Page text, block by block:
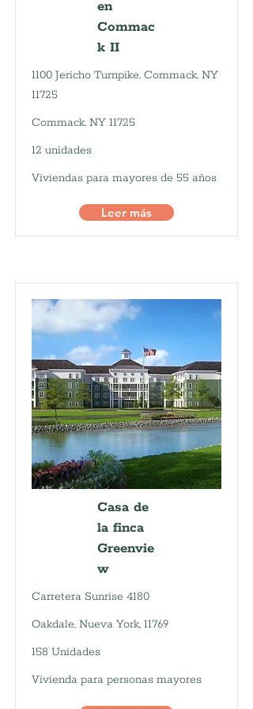
en
Commac
k II
1100 Jericho Turnpike, Commack, NY
11725
Commack, NY 11725
12 unidades
Viviendas para mayores de 55 años
Leer más
Casa de
la finca
Greenvie
w
Carretera Sunrise 4180
Oakdale, Nueva York, 11769
158 Unidades
Vivienda para personas mayores